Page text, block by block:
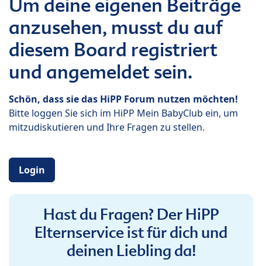
Um deine eigenen Beiträge
anzusehen, musst du auf
diesem Board registriert
und angemeldet sein.
Schön, dass sie das HiPP Forum nutzen möchten!
Bitte loggen Sie sich im HiPP Mein BabyClub ein, um
mitzudiskutieren und Ihre Fragen zu stellen.
Login
Hast du Fragen? Der HiPP
Elternservice ist für dich und
deinen Liebling da!